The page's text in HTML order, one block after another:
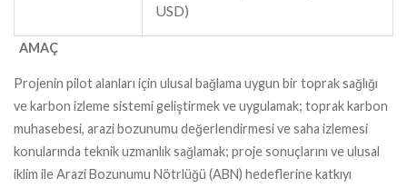
USD)
AMAÇ
Projenin pilot alanları için ulusal bağlama uygun bir toprak sağlığı
ve karbon izleme sistemi geliştirmek ve uygulamak; toprak karbon
muhasebesi, arazi bozunumu değerlendirmesi ve saha izlemesi
konularında teknik uzmanlık sağlamak; proje sonuçlarını ve ulusal
iklim ile Arazi Bozunumu Nötrlüğü (ABN) hedeflerine katkıyı